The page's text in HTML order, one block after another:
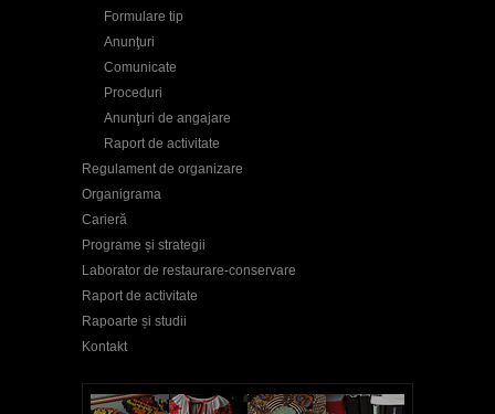
Formulare tip
Anunţuri
Comunicate
Proceduri
Anunţuri de angajare
Raport de activitate
Regulament de organizare
Organigrama
Carieră
Programe și strategii
Laborator de restaurare-conservare
Raport de activitate
Rapoarte și studii
Kontakt